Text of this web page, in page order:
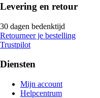
Levering en retour
30 dagen bedenktijd
Retourneer je bestelling
Trustpilot
Diensten
Mijn account
Helpcentrum